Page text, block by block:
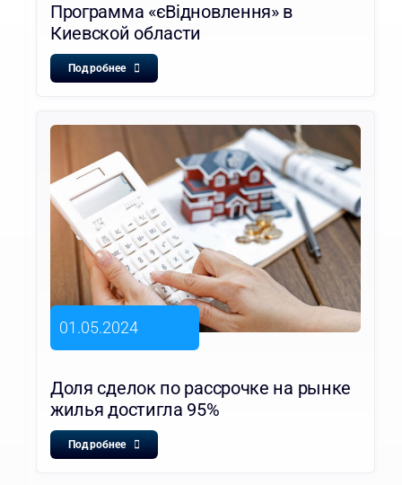
Программа «єВідновлення» в
Киевской области
Подробнее
01.05.2024
Доля сделок по рассрочке на рынке
жилья достигла 95%
Подробнее